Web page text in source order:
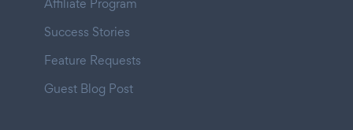
Success Stories
Feature Requests
Guest Blog Post